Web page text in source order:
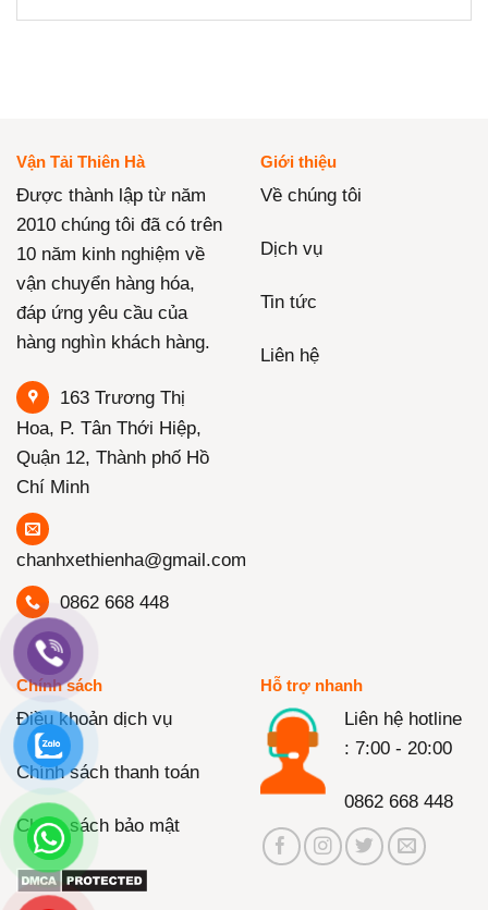
Vận Tải Thiên Hà
Được thành lập từ năm
2010 chúng tôi đã có trên
10 năm kinh nghiệm về
vận chuyển hàng hóa,
đáp ứng yêu cầu của
hàng nghìn khách hàng.
163 Trương Thị
Hoa, P. Tân Thới Hiệp,
Quận 12, Thành phố Hồ
Chí Minh
chanhxethienha@gmail.com
0862 668 448
Giới thiệu
Về chúng tôi
Dịch vụ
Tin tức
Liên hệ
Chính sách
Điều khoản dịch vụ
Chính sách thanh toán
Chính sách bảo mật
Hỗ trợ nhanh
Liên hệ hotline
: 7:00 - 20:00
0862 668 448